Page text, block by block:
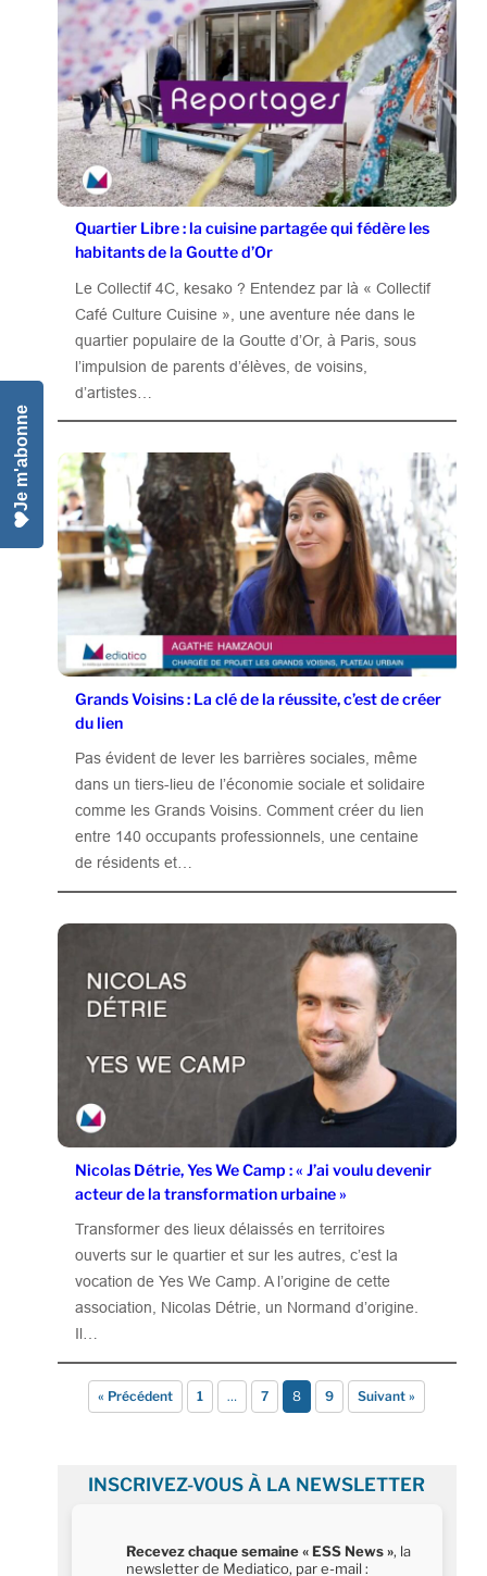
Quartier Libre : la cuisine partagée qui fédère les
habitants de la Goutte d’Or
Le Collectif 4C, kesako ? Entendez par là « Collectif
Café Culture Cuisine », une aventure née dans le
quartier populaire de la Goutte d’Or, à Paris, sous
l’impulsion de parents d’élèves, de voisins,
d’artistes…
Grands Voisins : La clé de la réussite, c’est de créer
du lien
Pas évident de lever les barrières sociales, même
dans un tiers-lieu de l’économie sociale et solidaire
comme les Grands Voisins. Comment créer du lien
entre 140 occupants professionnels, une centaine
de résidents et…
Nicolas Détrie, Yes We Camp : « J’ai voulu devenir
acteur de la transformation urbaine »
Transformer des lieux délaissés en territoires
ouverts sur le quartier et sur les autres, c’est la
vocation de Yes We Camp. A l’origine de cette
association, Nicolas Détrie, un Normand d’origine.
Il…
« Précédent 1 … 7 8 9 Suivant »
INSCRIVEZ-VOUS À LA NEWSLETTER
Recevez chaque semaine « ESS News », la
newsletter de Mediatico, par e-mail :
Je m'abonne